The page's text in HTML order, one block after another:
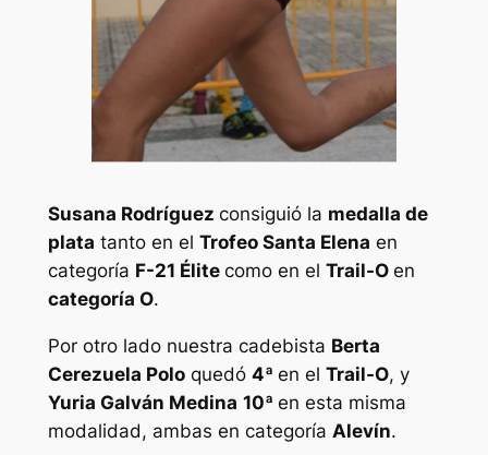
Susana Rodríguez consiguió la medalla de
plata tanto en el Trofeo Santa Elena en
categoría F-21 Élite como en el Trail-O en
categoría O.
Por otro lado nuestra cadebista Berta
Cerezuela Poloquedó 4ª en el Trail-O, y
Yuria Galván Medina 10ª en esta misma
modalidad, ambas en categoría Alevín.